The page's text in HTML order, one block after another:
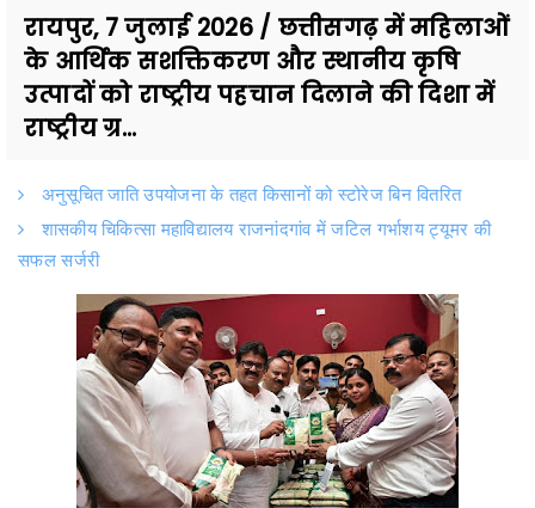
रायपुर, 7 जुलाई 2026 / छत्तीसगढ़ में महिलाओं
के आर्थिक सशक्तिकरण और स्थानीय कृषि
उत्पादों को राष्ट्रीय पहचान दिलाने की दिशा में
राष्ट्रीय ग्र...
अनुसूचित जाति उपयोजना के तहत किसानों को स्टोरेज बिन वितरित
शासकीय चिकित्सा महाविद्यालय राजनांदगांव में जटिल गर्भाशय ट्यूमर की
सफल सर्जरी